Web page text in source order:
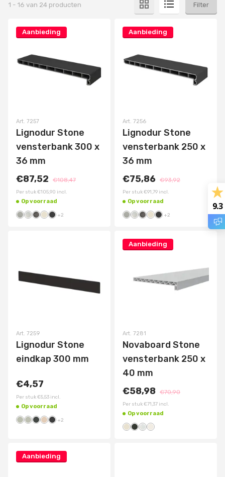
1 - 16 van 24 producten Filter
Aanbieding
Art. 7257
Lignodur Stone
vensterbank 300 x
36 mm
€87,52
€108,47
Per stuk€105,90 incl.
Op voorraad
+2
Aanbieding
Art. 7256
Lignodur Stone
vensterbank 250 x
36 mm
€75,86 €93,92
Per stuk€91,79 incl.
Op voorraad
+2
Art. 7259
Lignodur Stone
eindkap 300 mm
€4,57
Per stuk€5,53 incl.
Op voorraad
+2
Aanbieding
Art. 7281
Novaboard Stone
vensterbank 250 x
40 mm
€58,98 €70,90
Per stuk€71,37 incl.
Op voorraad
Aanbieding
9.3